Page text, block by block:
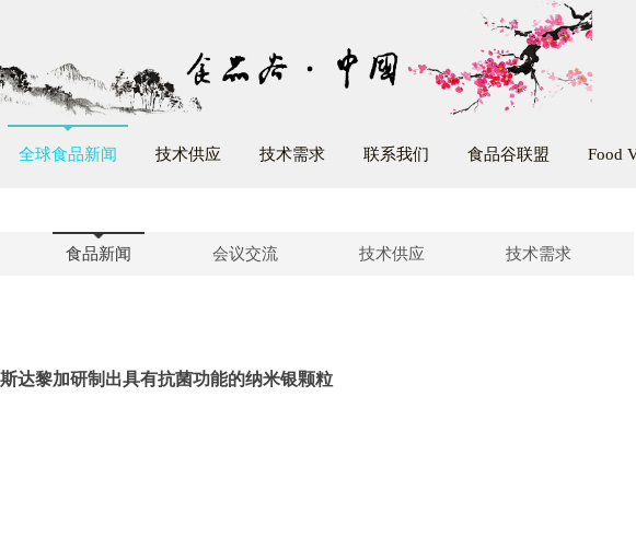
全球食品新闻 技术供应 技术需求 联系我们 食品谷联盟 Food
食品新闻 会议交流 技术供应 技术需求
达黎加研制出具有抗菌功能的纳米银颗粒